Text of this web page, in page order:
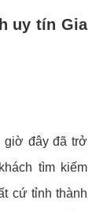
uy tín Gia
giờ đây đã trở
tìm kiếm
cứ tỉnh thành